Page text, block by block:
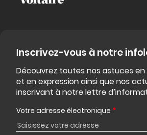
Inscrivez-vous à notre
Découvrez toutes nos astuces
et en expression ainsi que nos
inscrivant à notre lettre
Votre adresse électronique *